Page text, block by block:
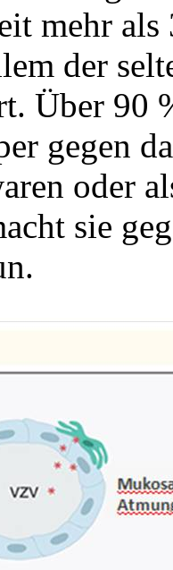
mehr
der
Über 90
gegen
oder
sie